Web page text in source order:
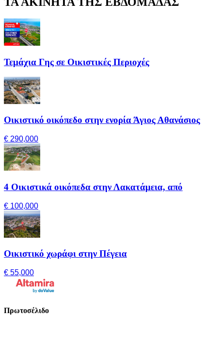
Τεμάχια Γης σε Οικιστικές Περιοχές
Οικιστικό οικόπεδο στην ενορία Άγιος Αθανάσιος
€ 290,000
4 Οικιστικά οικόπεδα στην Λακατάμεια, από
€ 100,000
Οικιστικό χωράφι στην Πέγεια
€ 55,000
Πρωτοσέλιδο